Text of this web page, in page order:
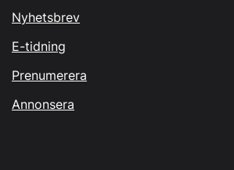
Nyhetsbrev
E-tidning
Prenumerera
Annonsera